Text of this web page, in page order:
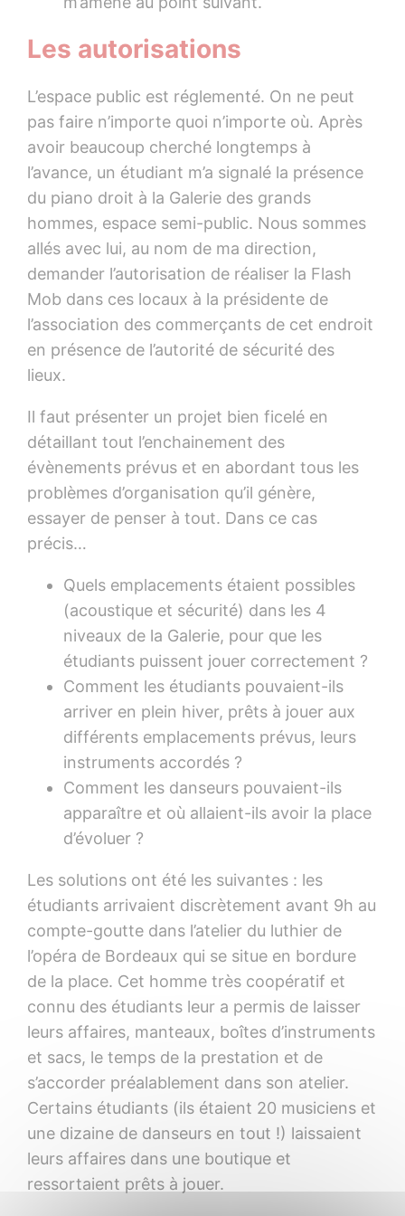
Les autorisations
L’espace public est réglementé. On ne peut
pas faire n’importe quoi n’importe où. Après
avoir beaucoup cherché longtemps à
l’avance, un étudiant m’a signalé la présence
du piano droit à la Galerie des grands
hommes, espace semi-public. Nous sommes
allés avec lui, au nom de ma direction,
demander l’autorisation de réaliser la Flash
Mob dans ces locaux à la présidente de
l’association des commerçants de cet endroit
en présence de l’autorité de sécurité des
lieux.
Il faut présenter un projet bien ficelé en
détaillant tout l’enchainement des
évènements prévus et en abordant tous les
problèmes d’organisation qu’il génère,
essayer de penser à tout. Dans ce cas
précis…
Quels emplacements étaient possibles
(acoustique et sécurité) dans les 4
niveaux de la Galerie, pour que les
étudiants puissent jouer correctement ?
Comment les étudiants pouvaient-ils
arriver en plein hiver, prêts à jouer aux
différents emplacements prévus, leurs
instruments accordés ?
Comment les danseurs pouvaient-ils
apparaître et où allaient-ils avoir la place
d’évoluer ?
Les solutions ont été les suivantes : les
étudiants arrivaient discrètement avant 9h au
compte-goutte dans l’atelier du luthier de
l’opéra de Bordeaux qui se situe en bordure
de la place. Cet homme très coopératif et
connu des étudiants leur a permis de laisser
leurs affaires, manteaux, boîtes d’instruments
et sacs, le temps de la prestation et de
s’accorder préalablement dans son atelier.
Certains étudiants (ils étaient 20 musiciens et
une dizaine de danseurs en tout !) laissaient
leurs affaires dans une boutique et
ressortaient prêts à jouer.